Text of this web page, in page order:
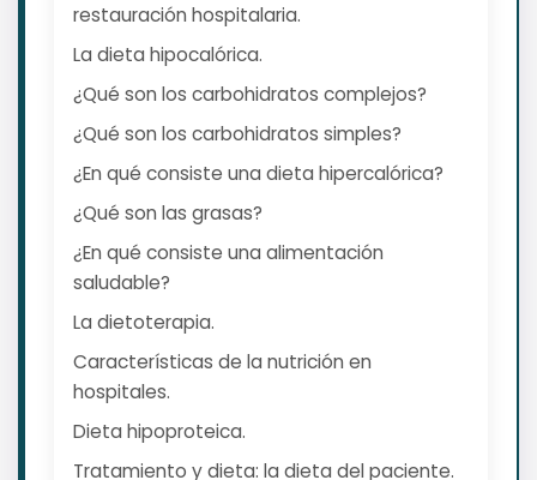
restauración hospitalaria.
La dieta hipocalórica.
¿Qué son los carbohidratos complejos?
¿Qué son los carbohidratos simples?
¿En qué consiste una dieta hipercalórica?
¿Qué son las grasas?
¿En qué consiste una alimentación
saludable?
La dietoterapia.
Características de la nutrición en
hospitales.
Dieta hipoproteica.
Tratamiento y dieta: la dieta del paciente.